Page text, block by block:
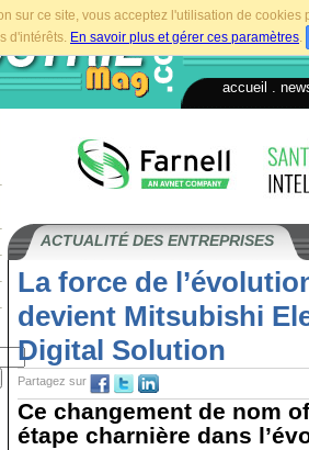
sur ce site, vous acceptez l'utilisation de
d'intérêts. En savoir plus et gérer ces paramètres.
accueil
ACTUALITÉ DES ENTREPRISES
La force de
devient Mitsubishi
Digital Solution
Partagez sur
Ce changement de nom
étape charnière dans